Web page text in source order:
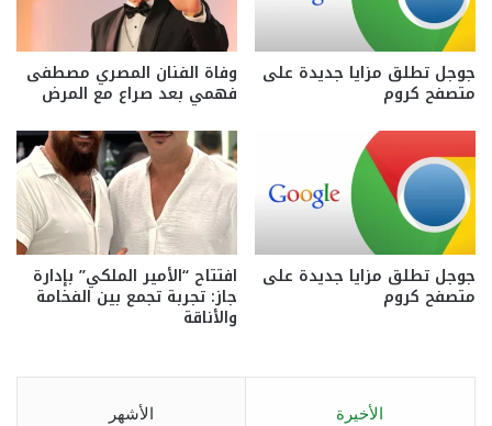
جوجل تطلق مزايا جديدة على
متصفح كروم
وفاة الفنان المصري مصطفى
فهمي بعد صراع مع المرض
جوجل تطلق مزايا جديدة على
متصفح كروم
افتتاح “الأمير الملكي” بإدارة
جاز: تجربة تجمع بين الفخامة
والأناقة
الأخيرة الأشهر